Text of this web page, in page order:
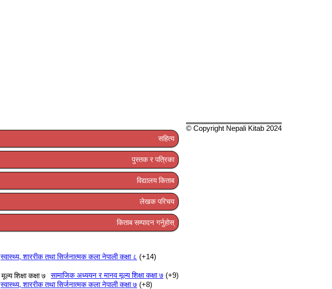
सहित्य
पुस्तक र पत्रिका
विद्यालय किताब
लेखक परिचय
किताब सम्पादन गर्नुहोस्
स्वास्थ्य, शाररीक तथा सिर्जनात्मक कला नेपाली कक्षा ८
+14
सामाजिक अध्ययन र मानव मूल्य शिक्षा कक्षा ७ +9
स्वास्थ्य, शाररीक तथा सिर्जनात्मक कला नेपाली कक्षा ७ +8
© Copyright Nepali Kitab 2024